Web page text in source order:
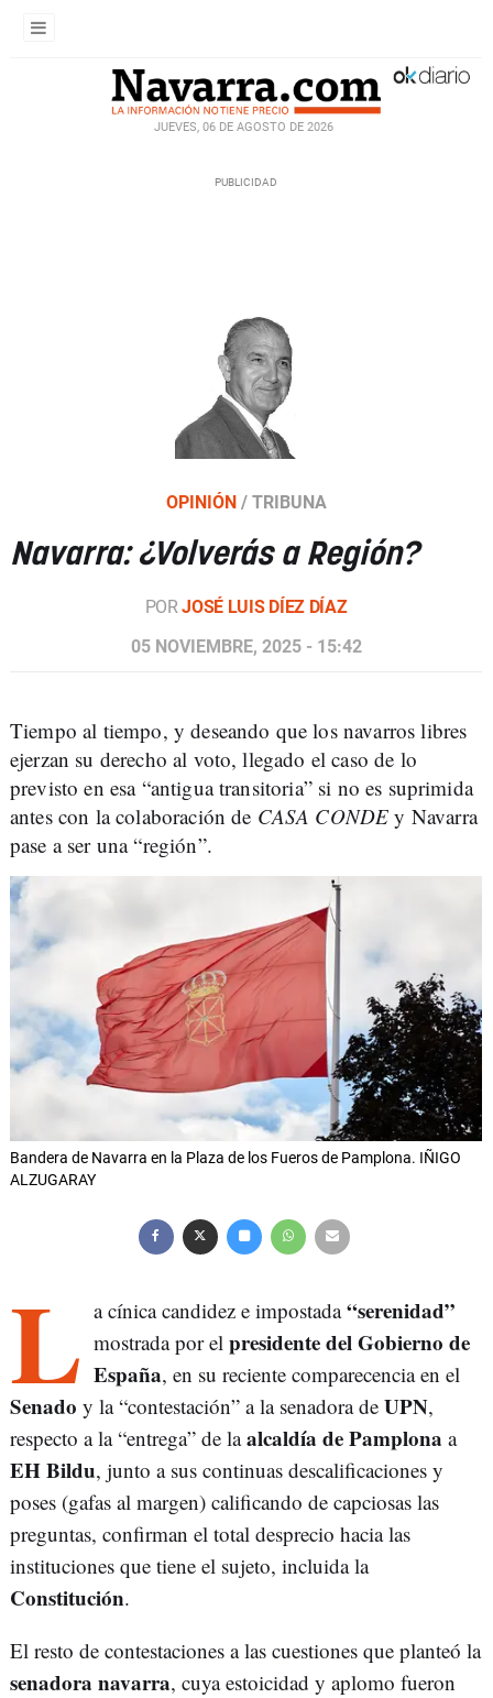
JUEVES, 06 DE AGOSTO DE 2026
OPINIÓN / TRIBUNA
Navarra: ¿Volverás a Región?
PORJOSÉ LUIS DÍEZ DÍAZ
05 NOVIEMBRE, 2025 - 15:42
Tiempo al tiempo, y deseando que los navarros libres
ejerzan su derecho al voto, llegado el caso de lo
previsto en esa “antigua transitoria” si no es suprimida
antes con la colaboración de CASA CONDE y Navarra
pase a ser una “región”.
Bandera de Navarra en la Plaza de los Fueros de Pamplona. IÑIGO
ALZUGARAY
L a cínica candidez e impostada“serenidad”
mostrada por el presidente del Gobierno de
España, en su reciente comparecencia en el
Senado y la “contestación” a la senadora de UPN,
respecto a la “entrega” de laalcaldía de Pamplona a
EH Bildu, junto a sus continuas descalificaciones y
poses (gafas al margen) calificando de capciosas las
preguntas, confirman el total desprecio hacia las
instituciones que tiene el sujeto, incluida la
Constitución.
El resto de contestaciones a las cuestiones que planteó la
senadora navarra, cuya estoicidad y aplomo fueron